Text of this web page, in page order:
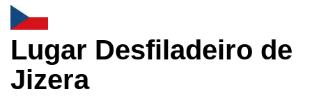
Lugar Desfiladeiro de
Jizera